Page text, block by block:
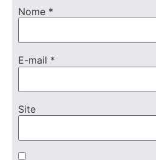
Nome *
E-mail *
Site